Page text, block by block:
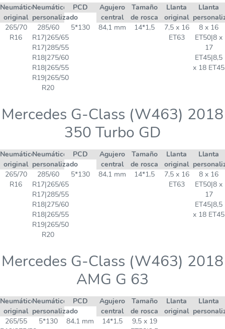
Neumático
original
Neumático
personalizado
PCD
Agujero
central
Tamaño
de rosca
Llanta
original
Llanta
265/70
R16
285/60
R17|265/65
R17|285/55
R18|275/60
R18|265/55
R19|265/50
R20
5*130 84,1 mm 14*1,5
7,5 x 16
ET63
8 x 16
ET50|8 x
17
ET45|8,5
x 18 ET45
Mercedes G-Class (W463) 2018
350 Turbo GD
Neumático
original
Neumático
personalizado
PCD
Agujero
central
Tamaño
de rosca
Llanta
original
Llanta
265/70
R16
285/60
R17|265/65
R17|285/55
R18|275/60
R18|265/55
R19|265/50
R20
5*130 84,1 mm 14*1,5
7,5 x 16
ET63
8 x 16
ET50|8 x
17
ET45|8,5
x 18 ET45
Mercedes G-Class (W463) 2018
AMG G 63
Neumático
original
Neumático
personalizado
PCD
Agujero
central
Tamaño
de rosca
Llanta
original
Llanta
265/55
5*130 84,1 mm 14*1,5
9,5 x 19